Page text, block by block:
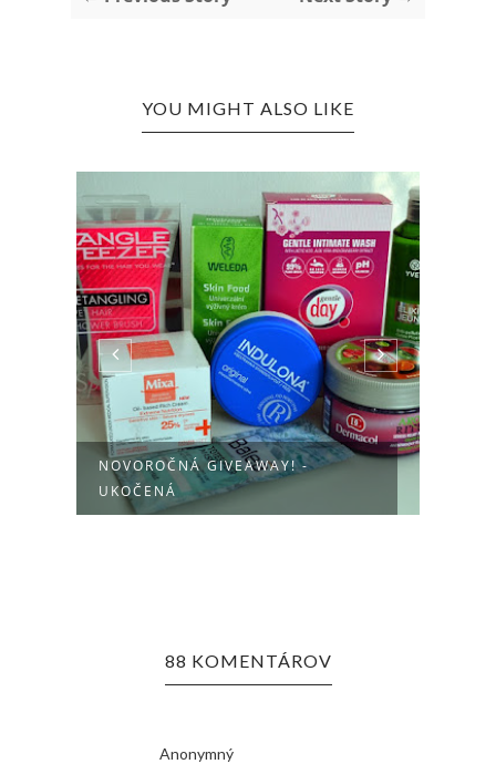
YOU MIGHT ALSO LIKE
NOVOROČNÁ GIVEAWAY! -
UKOČENÁ
88 KOMENTÁROV
Anonymný